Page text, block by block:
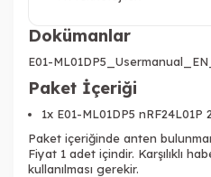
Dokümanlar
E01-
Paket İçeriği
1x E01-ML01DP5
Paket içeriğinde anten
Fiyat 1 adet içindir. Karşılıklı
kullanılması gerekir.